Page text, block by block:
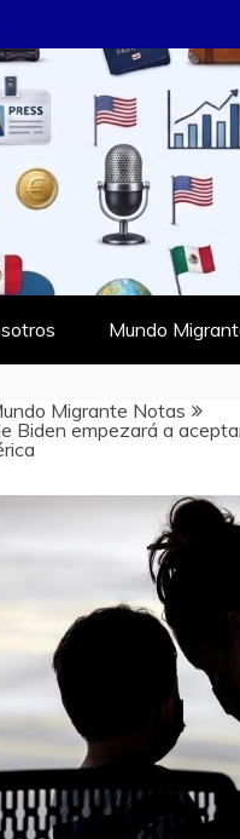
Mundo
Migrante Notas
Biden empezará a